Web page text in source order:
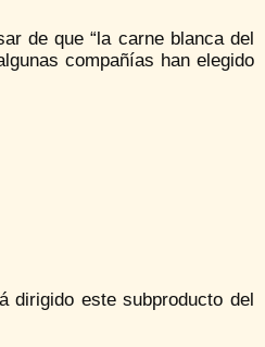
de que “la carne blanca del
compañías han elegido
dirigido este subproducto del